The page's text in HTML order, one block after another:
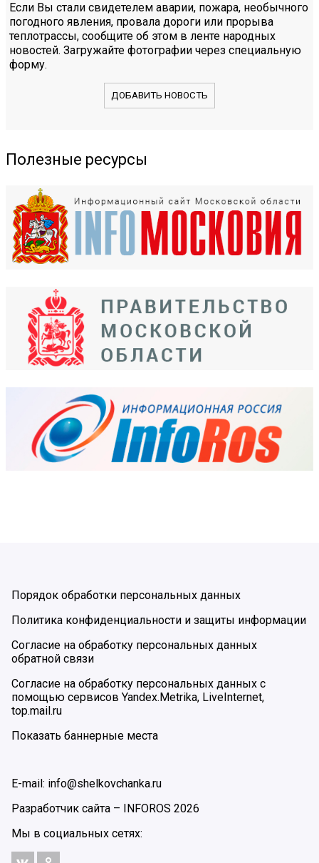
Если Вы стали свидетелем аварии, пожара, необычного
погодного явления, провала дороги или прорыва
теплотрассы, сообщите об этом в ленте народных
новостей. Загружайте фотографии через специальную
форму.
ДОБАВИТЬ НОВОСТЬ
Полезные ресурсы
Порядок обработки персональных данных
Политика конфиденциальности и защиты информации
Согласие на обработку персональных данных
обратной связи
Согласие на обработку персональных данных с
помощью сервисов Yandex.Metrika, LiveInternet,
top.mail.ru
Показать баннерные места
E-mail: info@shelkovchanka.ru
Разработчик сайта –
INFOROS 2026
Мы в социальных сетях: